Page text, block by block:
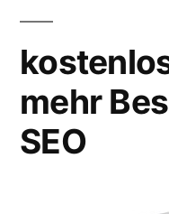
mein
mehr
SEO